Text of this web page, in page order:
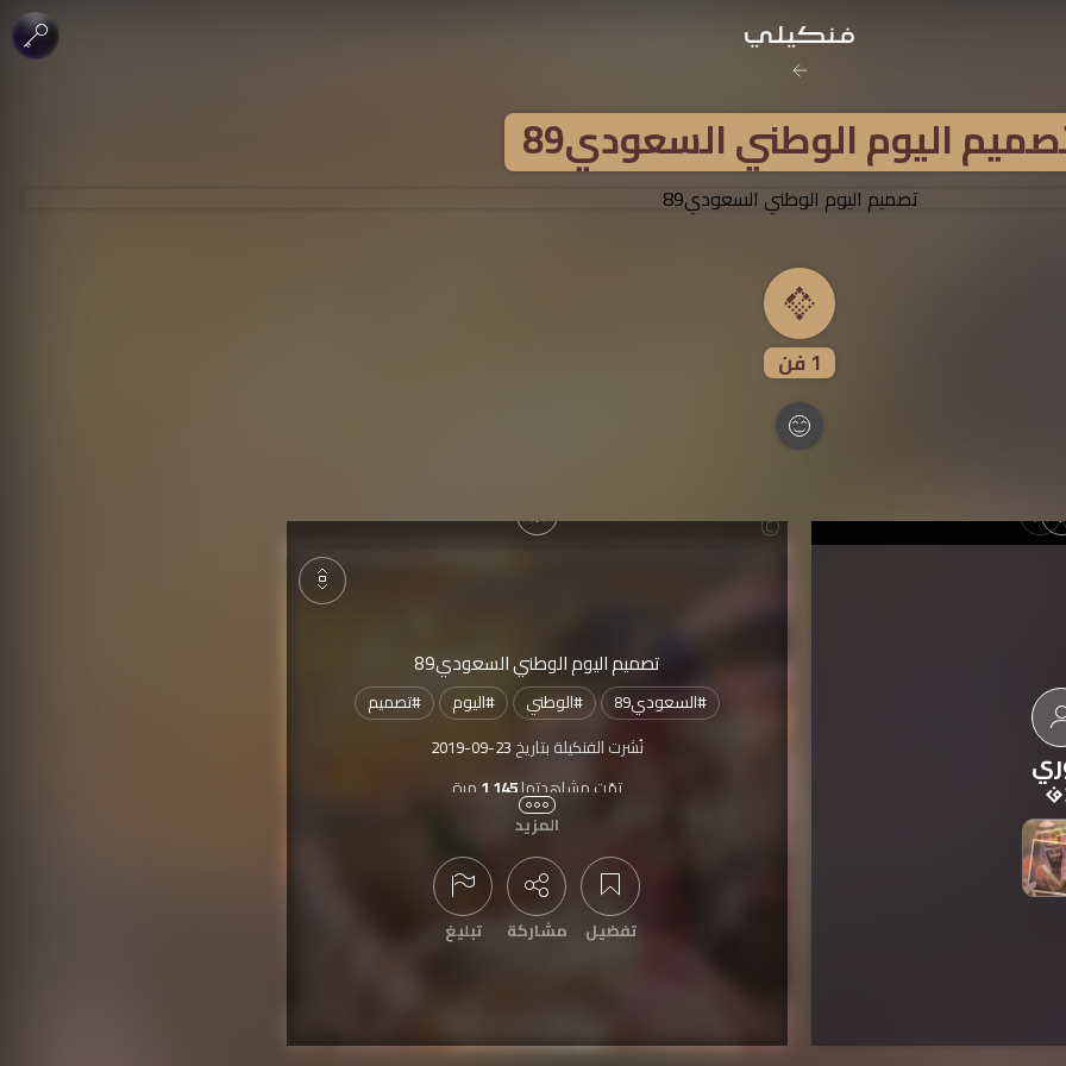
اليوم الوطني السعودي89
1فن
تصميم اليوم الوطني السعودي89
#السعودي89 #الوطني #اليوم #تصميم
نُشرت الفنكيلة بتاريخ 2019-09-23
تمّت مشاهدتها1,145 مرة
اليوم الوطني السعودي 89 لعام 2019
المزيد
تفضيل مشاركة تبليغ
رخصة المشاع الإبداعي
نَسب المُصنَّف - غير تجاري - منع الاشتقاق